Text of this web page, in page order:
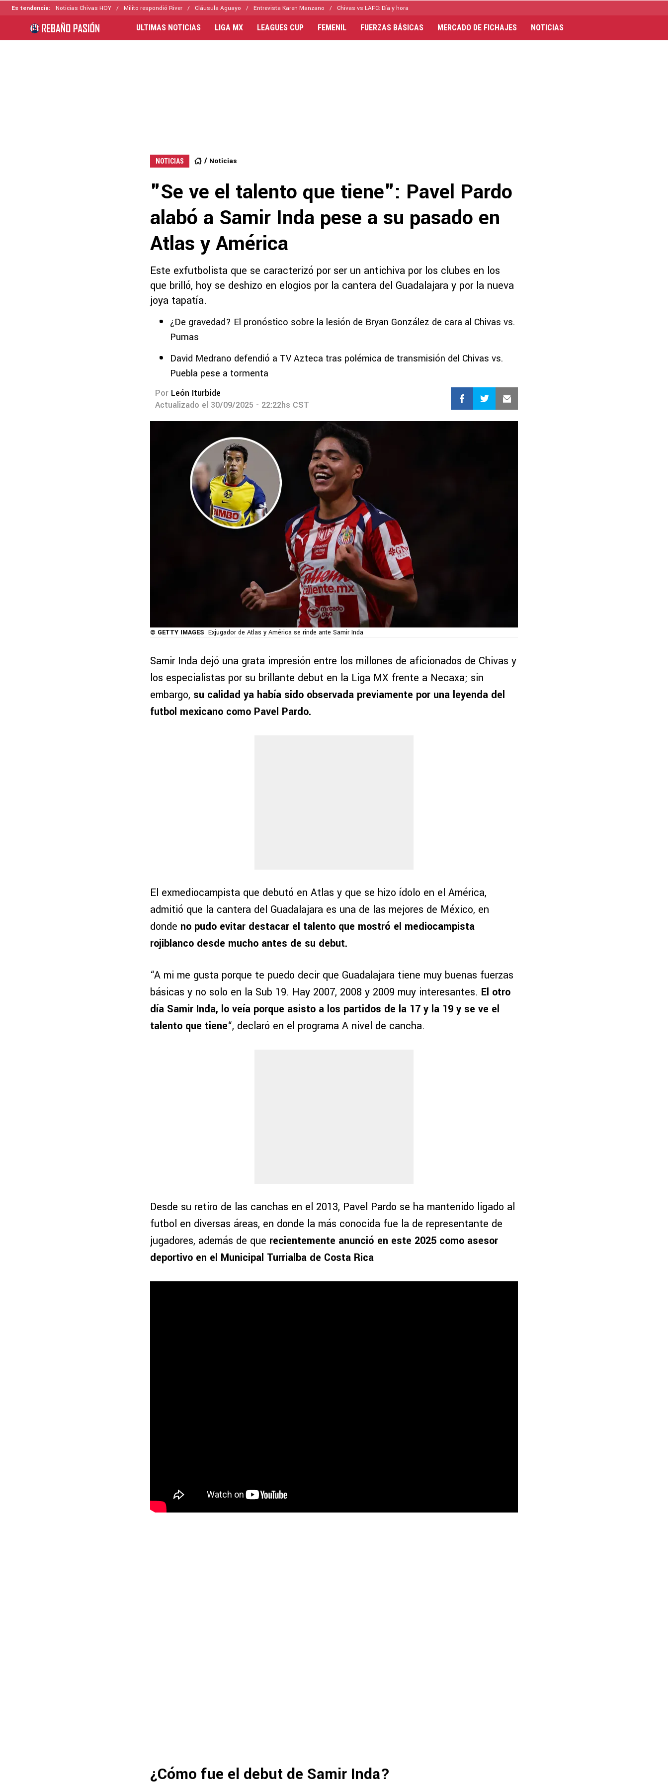
Es tendencia: Noticias Chivas HOY Milito respondió River Cláusula Aguayo Entrevista Karen Manzano Chivas vs LAFC: Día y hora
ULTIMAS NOTICIAS LIGA MX LEAGUES CUP FEMENIL FUERZAS BÁSICAS MERCADO DE FICHAJES NOTICIAS
NOTICIAS Noticias
"Se ve el talento que tiene": Pavel Pardo
alabó a Samir Inda pese a su pasado en
Atlas y América
Este exfutbolista que se caracterizó por ser un antichiva por los clubes en los
que brilló, hoy se deshizo en elogios por la cantera del Guadalajara y por la nueva
joya tapatía.
¿De gravedad? El pronóstico sobre la lesión de Bryan González de cara al Chivas vs.
Pumas
David Medrano defendió a TV Azteca tras polémica de transmisión del Chivas vs.
Puebla pese a tormenta
Por León Iturbide
Actualizado el 30/09/2025 - 22:22hs CST
© GETTY IMAGES Exjugador de Atlas y América se rinde ante Samir Inda
Samir Inda dejó una grata impresión entre los millones de aficionados de Chivas y
los especialistas por su brillante debut en la Liga MX frente a Necaxa; sin
embargo, su calidad ya había sido observada previamente por una leyenda del
futbol mexicano como Pavel Pardo.
El exmediocampista que debutó en Atlas y que se hizo ídolo en el América,
admitió que la cantera del Guadalajara es una de las mejores de México, en
donde no pudo evitar destacar el talento que mostró el mediocampista
rojiblanco desde mucho antes de su debut.
“A mi me gusta porque te puedo decir que Guadalajara tiene muy buenas fuerzas
básicas y no solo en la Sub 19. Hay 2007, 2008 y 2009 muy interesantes. El otro
día Samir Inda, lo veía porque asisto a los partidos de la 17 y la 19 y se ve el
talento que tiene“, declaró en el programa A nivel de cancha.
Desde su retiro de las canchas en el 2013, Pavel Pardo se ha mantenido ligado al
futbol en diversas áreas, en donde la más conocida fue la de representante de
jugadores, además de que recientemente anunció en este 2025 como asesor
deportivo en el Municipal Turrialba de Costa Rica
¿Cómo fue el debut de Samir Inda?